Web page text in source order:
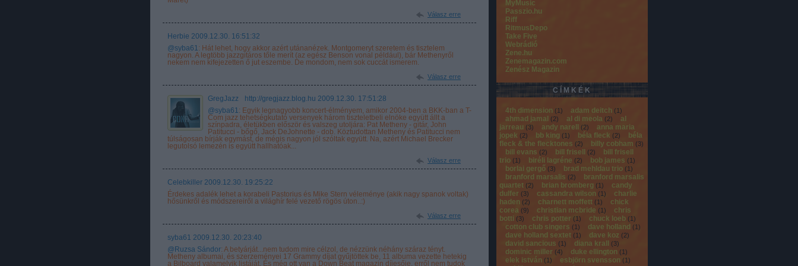
MyMusic
Passzio.hu
Riff
RitmusDepo
Take Five
Webrádió
Zene.hu
Zenemagazin.com
Zenész Magazin
CÍMKÉK
4th dimension (1 ) adam deitch (1 )
ahmad jamal (2) al di meola (2)
al
jarreau (3) andy narell (2)
anna maria
jopek (2) bb king (1 ) béla fleck (2)
béla
fleck & the flecktones (2) billy cobham (3)
bill evans (2) bill frisell (2)
bill frisell
trio (1 ) biréli lagréne (2) bob james (1 )
borlai gergő (3) brad mehldau trio (1 )
branford marsalis (2)
branford marsalis
quartet (2) brian bromberg (1 )
candy
dulfer (3) cassandra wilson (1 )
charlie
haden (2) charnett moffett (1 )
chick
corea (9) christian mcbride (1 )
chris
botti (3) chris potter (1 ) chuck loeb (1 )
cotton club singers (1 ) dave holland (1 )
dave holland sextet (1 ) dave koz (2)
david sancious (1 ) diana krall (3)
dominic miller (4) duke ellington (1 )
elek istván (1 ) esbjörn svensson (1 )
Válasz erre
Herbie 2009.12.30. 16:51:32
@syba61: Hát lehet, hogy akkor azért utánanézek. Montgomeryt szeretem és tisztelem
nagyon. A legtöbb jazzgitáros tőle merít (az egész Benson vonal például), bár Methenyről
nekem nem kifejezetten ő jut eszembe. De mondom, nem sok cuccát ismerem.
Válasz erre
GregJazz http://gregjazz.blog.hu 2009.12.30. 17:51:28
@syba61: Egyik legnagyobb koncert-élményem, amikor 2004-ben a BKK-ban a T-
Com jazz tehetségkutató versenyek három tiszteletbeli elnöke együtt állt a
színpadra, életükben először és valszeg utoljára: Pat Metheny - gitár, John
Patitucci - bőgő, Jack DeJohnette - dob. Köztudottan Metheny és Patitucci nem
túlságosan bírják egymást, de mégis nagyon jól szóltak együtt. Na, azért Michael Brecker
legutolsó lemezén is együtt hallhatóak...
Válasz erre
Celebkiller 2009.12.30. 19:25:22
Érdekes adalék lehet a korabeli Pastorius és Mike Stern véleménye (akik nagy spanok voltak)
hősünkről és módszereiről a világhír felé vezető rögös úton..:)
Válasz erre
syba61 2009.12.30. 20:23:40
@Ruzsa Sándor: A betyárját...nem tudom mire célzol, de nézzünk néhány száraz tényt.
Metheny albumai, és szerzeményei 17 Grammy díjat gyűjtöttek be, 11 albuma vezette hetekig
a Bilboard valamelyik listáját. És még ott van a Down Beat magazin díjesője, erről nem tudok